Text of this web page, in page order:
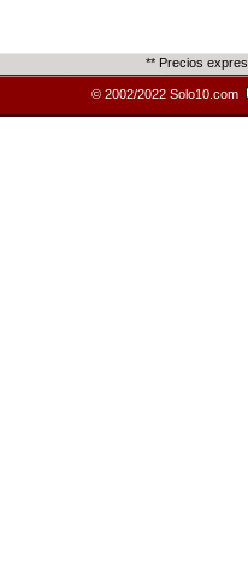
** Precios
© 2002/2022 Solo10.com